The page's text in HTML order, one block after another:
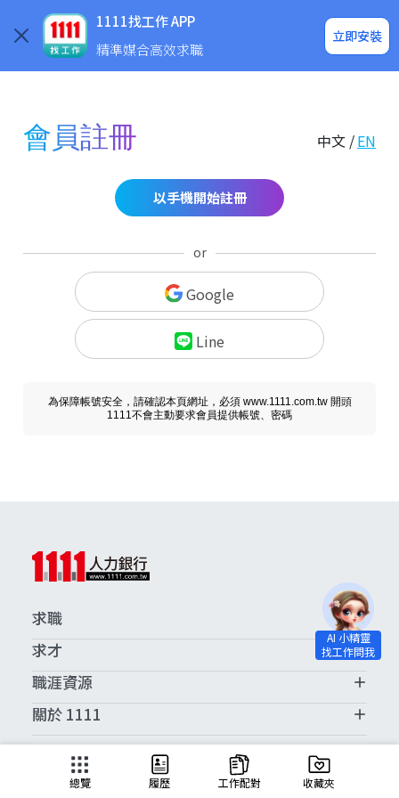
1111找工作 APP
精準媒合高效求職
立即安裝
企業求才
會員註冊 中文 /EN
以手機開始註冊
or
Google
Line
為保障帳號安全，請確認本頁網址，必須 www.1111.com.tw 開頭
1111不會主動要求會員提供帳號、密碼
求職
求才
職涯資源
關於 1111
求職服務中心
總覽 履歷 工作配對 收藏夾